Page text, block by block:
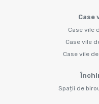
Case
Case vile
Case vile
Case vile
Spații de